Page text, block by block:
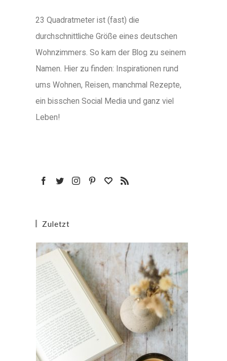
23 Quadratmeter ist (fast) die
durchschnittliche Größe eines deutschen
Wohnzimmers. So kam der Blog zu seinem
Namen. Hier zu finden: Inspirationen rund
ums Wohnen, Reisen, manchmal Rezepte,
ein bisschen Social Media und ganz viel
Leben!
Zuletzt